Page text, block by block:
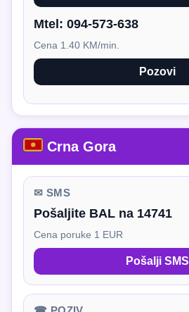
Mtel: 094-573-638
Cena 1.40 KM/min.
Pozovi
Crna Gora
✉ SMS
Pošaljite BAL na 14741
Cena poruke 1 EUR
Pošalji SMS